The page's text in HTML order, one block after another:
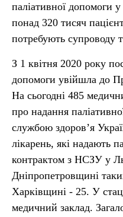
паліативної допомоги
понад 320 тисяч
потребують супроводу
З 1 квітня 2020 року
допомоги увійшла до
На сьогодні 485
про надання
службою здоров’я
лікарень, які надають
контрактом з НСЗУ у
Дніпропетровщині
Харківщині - 25. У
медичний заклад.